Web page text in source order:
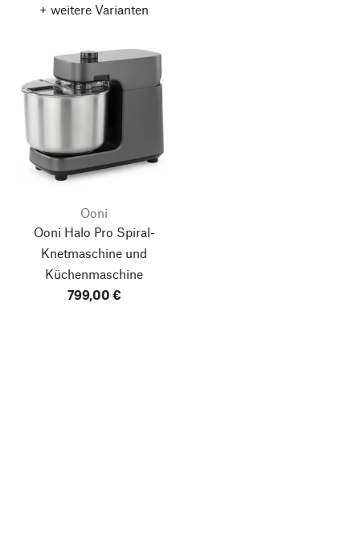
+ weitere Varianten
Ooni
Ooni Halo Pro Spiral-
Knetmaschine und
Küchenmaschine
799,00 €